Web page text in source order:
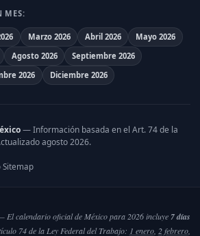
MES:
Marzo 2026 Abril 2026
Mayo 2026
Agosto 2026
Septiembre 2026
2026 Diciembre 2026
— Información basada en el Art. 74 de la
agosto 2026.
· Sitemap
calendario oficial de México para 2026 incluye 7 días
74 de la Ley Federal del Trabajo: 1 enero, 2 febrero,